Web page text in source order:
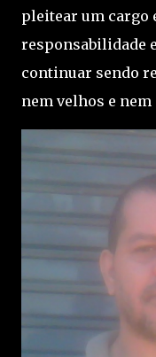
pleitear um cargo
responsabilidade
continuar sendo
nem velhos e nem